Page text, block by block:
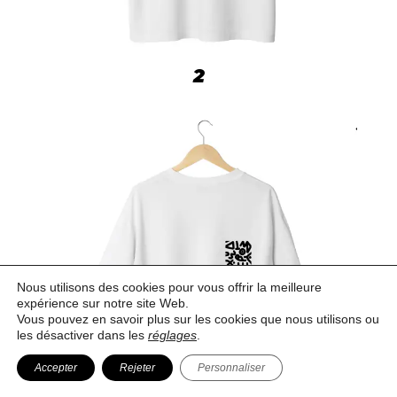
2
Nous utilisons des cookies pour vous offrir la meilleure
expérience sur notre site Web.
Vous pouvez en savoir plus sur les cookies que nous utilisons ou
les désactiver dans les réglages
Accepter Rejeter Personnaliser